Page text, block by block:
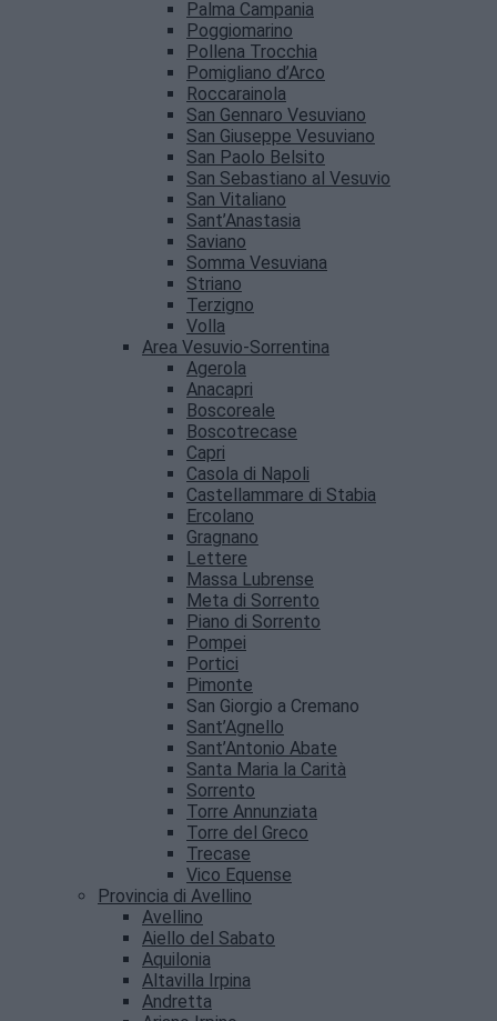
Palma Campania
Poggiomarino
Pollena Trocchia
Pomigliano d’Arco
Roccarainola
San Gennaro Vesuviano
San Giuseppe Vesuviano
San Paolo Belsito
San Sebastiano al Vesuvio
San Vitaliano
Sant’Anastasia
Saviano
Somma Vesuviana
Striano
Terzigno
Volla
Area Vesuvio-Sorrentina
Agerola
Anacapri
Boscoreale
Boscotrecase
Capri
Casola di Napoli
Castellammare di Stabia
Ercolano
Gragnano
Lettere
Massa Lubrense
Meta di Sorrento
Piano di Sorrento
Pompei
Portici
Pimonte
San Giorgio a Cremano
Sant’Agnello
Sant’Antonio Abate
Santa Maria la Carità
Sorrento
Torre Annunziata
Torre del Greco
Trecase
Vico Equense
Provincia di Avellino
Avellino
Aiello del Sabato
Aquilonia
Altavilla Irpina
Andretta